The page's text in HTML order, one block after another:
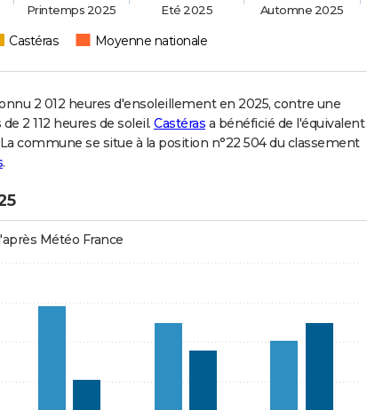
Castéras Moyenne nationale
Printemps 2025 Eté 2025 Automne 2025
2 012 heures d'ensoleillement en 2025, contre une
2 112 heures de soleil. Castéras a bénéficié de l'équivalent
commune se situe à la position n°22 504 du classement
.
Météo France